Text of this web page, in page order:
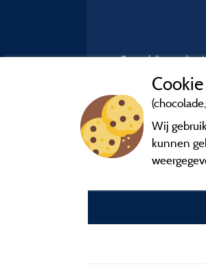
Beoordelingen die
Wij
kunnen